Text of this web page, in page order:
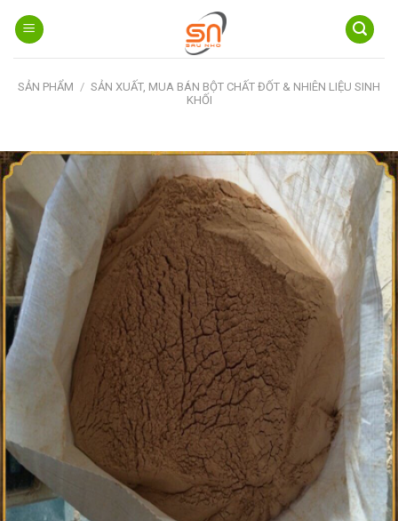
content
SẢN PHẨM / SẢN XUẤT, MUA BÁN BỘT CHẤT ĐỐT & NHIÊN LIỆU SINH
KHỐI